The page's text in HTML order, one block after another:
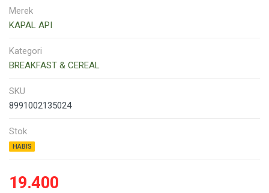
Merek
KAPAL API
Kategori
BREAKFAST & CEREAL
SKU
8991002135024
Stok
HABIS
19.400